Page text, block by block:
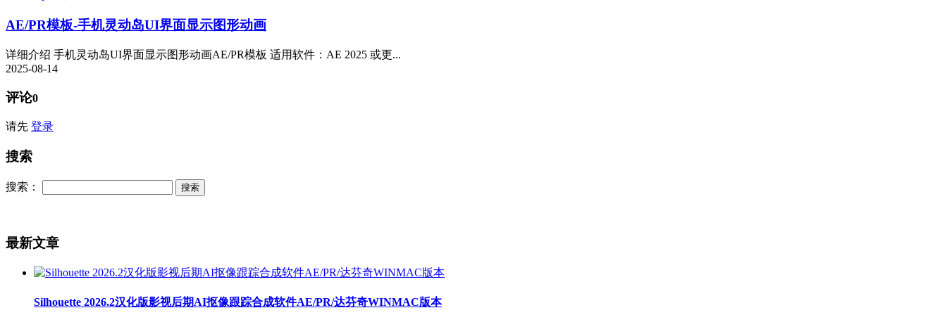
AE/PR模板-手机灵动岛UI界面显示图形动画
详细介绍 手机灵动岛UI界面显示图形动画AE/PR模板 适用软件：AE 2025 或更...
2025-08-14
评论0
请先 登录
搜索
搜索：
最新文章
Silhouette 2026.2汉化版影视后期AI抠像跟踪合成软件AE/PR/达芬奇WINMAC版本